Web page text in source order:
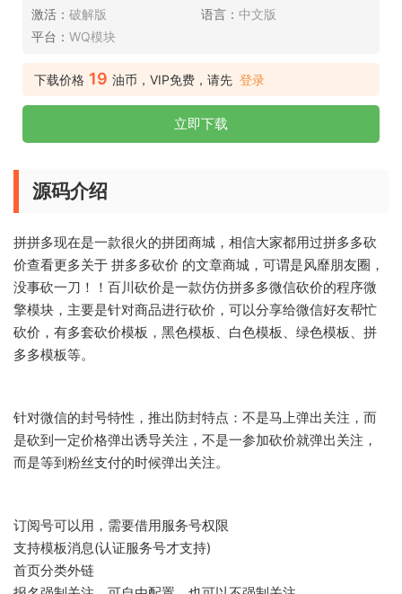
激活： 破解版 语言： 中文版
平台： WQ模块
下载价格 19 油币，VIP免费，请先 登录
立即下载
源码介绍
拼拼多现在是一款很火的拼团商城，相信大家都用过拼多多砍
价查看更多关于 拼多多砍价 的文章商城，可谓是风靡朋友圈，
没事砍一刀！！百川砍价是一款仿仿拼多多微信砍价的程序微
擎模块，主要是针对商品进行砍价，可以分享给微信好友帮忙
砍价，有多套砍价模板，黑色模板、白色模板、绿色模板、拼
多多模板等。
针对微信的封号特性，推出防封特点：不是马上弹出关注，而
是砍到一定价格弹出诱导关注，不是一参加砍价就弹出关注，
而是等到粉丝支付的时候弹出关注。
订阅号可以用，需要借用服务号权限
支持模板消息(认证服务号才支持)
首页分类外链